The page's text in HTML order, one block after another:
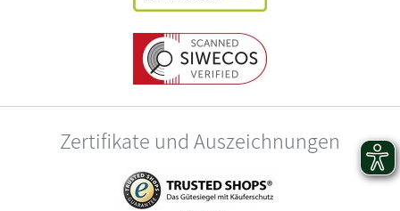
Zertifikate und Auszeichnungen